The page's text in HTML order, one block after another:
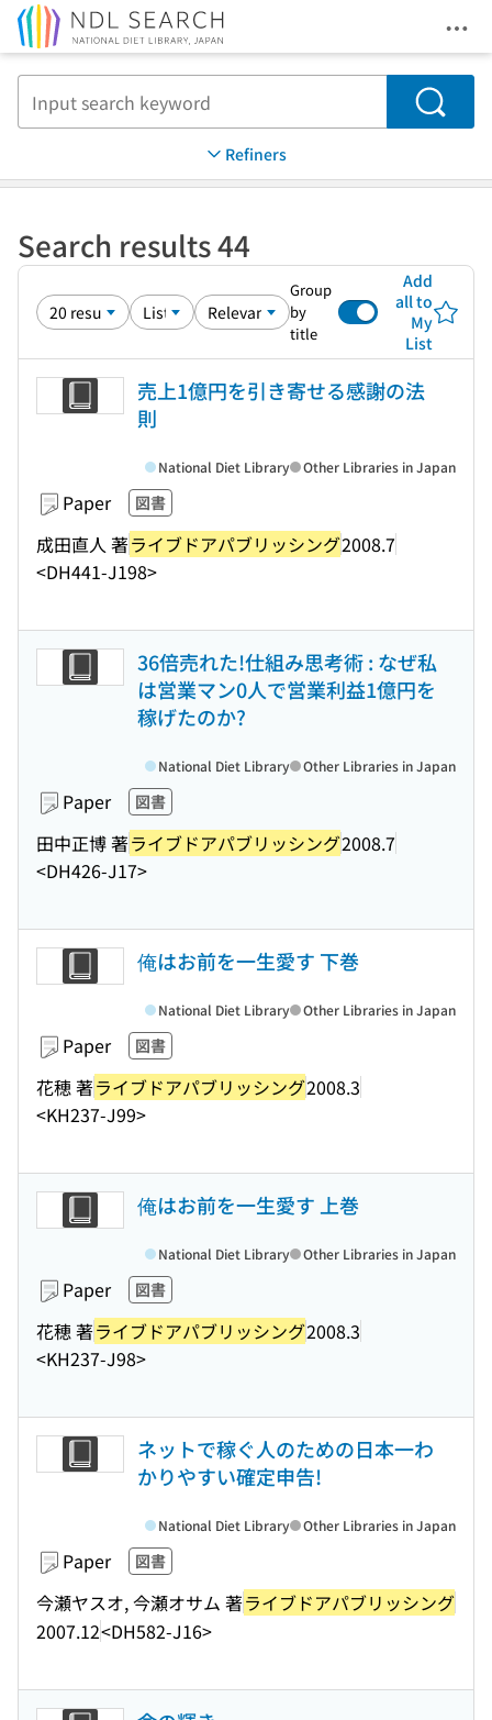
Search
Refiners
Search results 44
Group
by
title
Add
all to
My
List
売上1億円を引き寄せる感謝の法
則
Paper 図書
成田直人 著ライブドアパブリッシング2008.7
<DH441-J198>
National Diet Library Other Libraries in Japan
36倍売れた!仕組み思考術 : なぜ私
は営業マン0人で営業利益1億円を
稼げたのか?
Paper 図書
田中正博 著ライブドアパブリッシング2008.7
<DH426-J17>
National Diet Library Other Libraries in Japan
俺はお前を一生愛す 下巻
Paper 図書
花穂 著ライブドアパブリッシング2008.3
<KH237-J99>
National Diet Library Other Libraries in Japan
俺はお前を一生愛す 上巻
Paper 図書
花穂 著ライブドアパブリッシング2008.3
<KH237-J98>
National Diet Library Other Libraries in Japan
ネットで稼ぐ人のための日本一わ
かりやすい確定申告!
Paper 図書
今瀬ヤスオ, 今瀬オサム 著ライブドアパブリッシング
2007.12<DH582-J16>
National Diet Library Other Libraries in Japan